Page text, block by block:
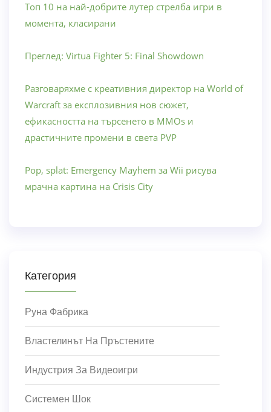
Топ 10 на най-добрите лутер стрелба игри в
момента, класирани
Преглед: Virtua Fighter 5: Final Showdown
Разговаряхме с креативния директор на World of
Warcraft за експлозивния нов сюжет,
ефикасността на търсенето в MMOs и
драстичните промени в света PVP
Pop, splat: Emergency Mayhem за Wii рисува
мрачна картина на Crisis City
Категория
Руна Фабрика
Властелинът На Пръстените
Индустрия За Видеоигри
Системен Шок